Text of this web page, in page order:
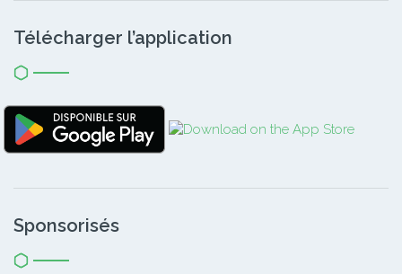
Télécharger l’application
Sponsorisés